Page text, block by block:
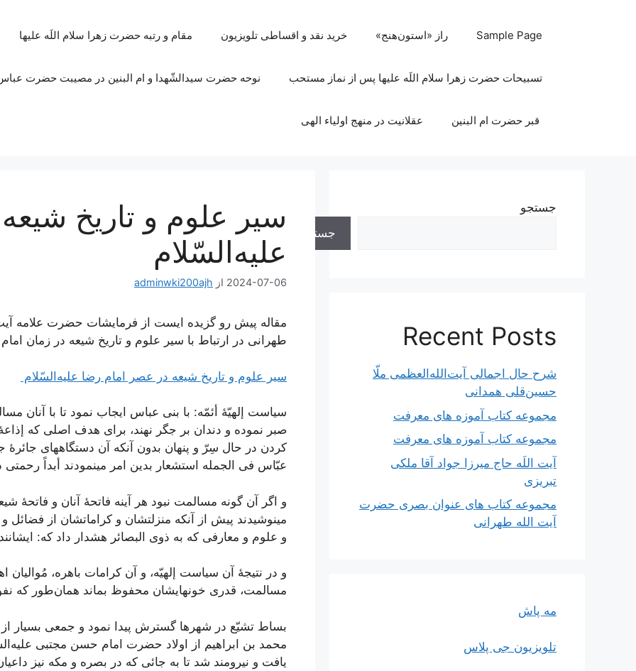
Sample Page راز «استون‌هنج» خرید نقد و اقساطی تلویزیون مقام و رتبه حضرت زهرا سلام اللَه علیها
تسبیحات حضرت زهرا سلام اللَه علیها پس از نماز مستحب نوحه حضرت سیدالشّهدا و ام البنین در مصیبت حضرت عباس
قبر حضرت ام البنین عقلانیت در منهج اولیاء الهی
سير علوم‌ و تاريخ‌
عليه‌السّلام
2024-07-06 از adminwki200ajh
مقاله پیش رو گزیده ایست از فرمایشات حضرت علامه
طهرانی در ارتباط با سیر علوم و تاریخ شیعه در زمان
سير علوم‌ و تاريخ‌ شيعه‌ در عصر امام‌ رضا عليه‌السّلام
سياست‌ إلهيّۀ أئمّه‌: با بنی عباس‌ ايجاب‌ نمود تا با آنان‌
صبر نموده‌ و دندان‌ بر جگر نهند، برای هدف‌ اصلی که‌
کردن‌ در حال‌ سِرّ و پنهان‌ بدون‌ آنکه‌ آن‌ دستگاههای جائرۀ
عبّاس‌ فی الجمله‌ استشعار بدين‌ امر مینمودند أبداً
و اگر آن‌ گونه‌ مسالمت‌ نبود هر آينه‌ فاتحۀ آنان‌ و
مینوشيدند پيش‌ از آنکه‌ منزلتشان‌ و کراماتشان‌ از
و علوم‌ و معارفی که‌ به‌ ذوی البصائر هشدار داد که‌:
و در نتيجۀ آن‌ سياست‌ إلهيّه‌، و آن‌ کرامات‌ باهره‌،
مسالمت‌، قدری خونهايشان‌ محفوظ‌ بماند همان‌طور که‌
بساط‌ تشيّع‌ در شهرها گسترش‌ پيدا نمود و جمعی بسيار
محمد بن‌ ابراهيم‌ از اولاد حضرت‌ امام‌ حسن‌ مجتبی
يافت‌ و نيرومند شد تا به‌ جائی که‌ در بصره‌ و مکه‌ نيز
جستجو
جستجو
Recent Posts
شرح حال اجمالی آیت‌الله‌العظمی ملّا
حسین‌قلی همدانی
مجموعه کتاب آموزه های معرفت
مجموعه کتاب آموزه های معرفت
آیت اللَه حاج میرزا جواد آقا ملکی
تبریزی
مجموعه کتاب های عنوان بصری حضرت
آیت الله طهرانی
مه پاش
تلویزیون جی پلاس